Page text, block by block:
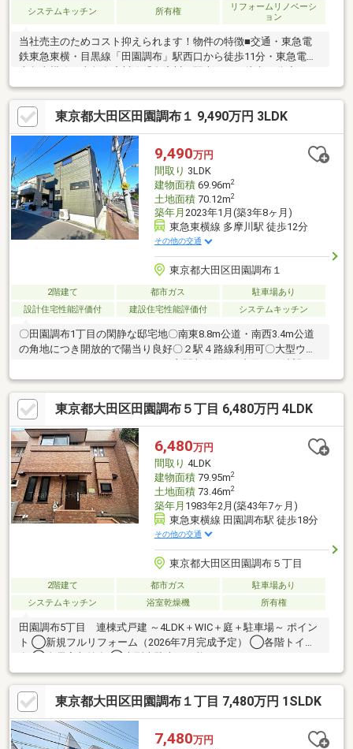
システムキッチン 所有権
リフォームリノベーシ
ョン
当社売主のためコスト抑えられます！物件の特徴■交通・東急電
鉄東急東横・目黒線「田園調布」駅西口から徒歩11分・東急電鉄
東急東横線・東急多摩川線「多摩川」駅南口から徒歩16分◆ホー
ムEV付313.31㎡の大型高級住宅◆駐車場2台可
東京都大田区田園調布１ 9,490万円 3LDK
9,490万円
間取り 3LDK
建物面積69.96m2
土地面積70.12m2
築年月 2023年1月(築3年8ヶ月)
東急東横線 多摩川駅 徒歩12分
その他の交通
東京都大田区田園調布１
2階建て 都市ガス
駐車場あり
設計住宅性能評価付
建設住宅性能評価付 システムキッチン
〇田園調布1丁目の閑静な邸宅地〇南東8.8m公道・南西3.4m公道
の角地につき開放的で陽当り良好〇２駅４路線利用可〇大型ウォ
お客様には、事前に内覧動画のご視聴をお願いしております。
東京都大田区田園調布５丁目 6,480万円 4LDK
6,480万円
間取り 4LDK
建物面積79.95m2
土地面積73.46m2
築年月 1983年2月(築43年7ヶ月)
東急東横線 田園調布駅 徒歩18分
その他の交通
東京都大田区田園調布５丁目
2階建て 都市ガス
駐車場あり
システムキッチン
浴室乾燥機 所有権
田園調布5丁目 連棟式戸建 ～4LDK＋WIC＋庭＋駐車場～ ポイン
ト ◯新規フルリフォーム（2026年7月完成予定） ◯各階トイレ
有 ◯全居室収納有 ◯大型車駐車可可能
東京都大田区田園調布１丁目 7,480万円 1SLDK
7,480万円